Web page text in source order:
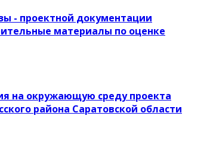
- проектной документации
материалы по оценке
на окружающую среду проекта
района Саратовской области